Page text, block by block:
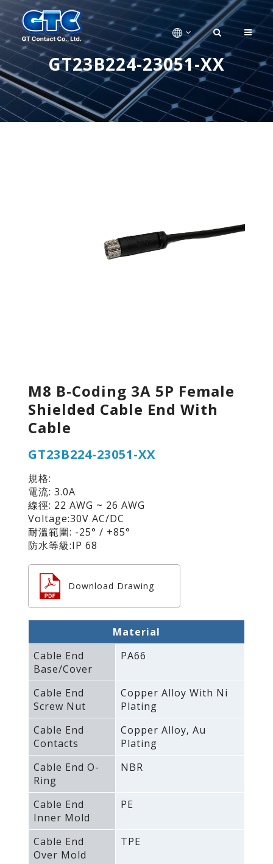
GT23B224-23051-XX
M8 B-Coding 3A 5P Female
Shielded Cable End With
Cable
GT23B224-23051-XX
規格:
電流: 3.0A
線徑: 22 AWG ~ 26 AWG
Voltage:30V AC/DC
耐溫範圍: -25° / +85°
防水等級:IP 68
Download Drawing
Material
Cable End
Base/Cover
PA66
Cable End
Screw Nut
Copper Alloy With Ni
Plating
Cable End
Contacts
Copper Alloy‚ Au
Plating
Cable End O-
Ring
NBR
Cable End
Inner Mold
PE
Cable End
Over Mold
TPE